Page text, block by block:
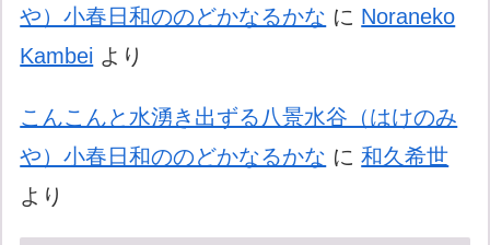
や）小春日和ののどかなるかな に Noraneko
Kambei より
こんこんと水湧き出ずる八景水谷（はけのみ
や）小春日和ののどかなるかな に和久希世
より